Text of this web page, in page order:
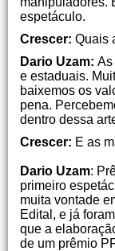
espetáculo.
Crescer: Quais
Dario Uzam: As
e estaduais.
baixemos os
pena.
dentro dessa
Crescer: E as
Dario Uzam:
primeiro
muita vontade
Edital, e já
que a
de um prêmio